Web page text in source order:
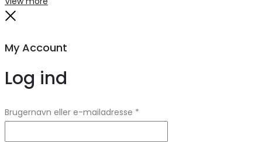
My Account
Log ind
Brugernavn eller e-mailadresse *